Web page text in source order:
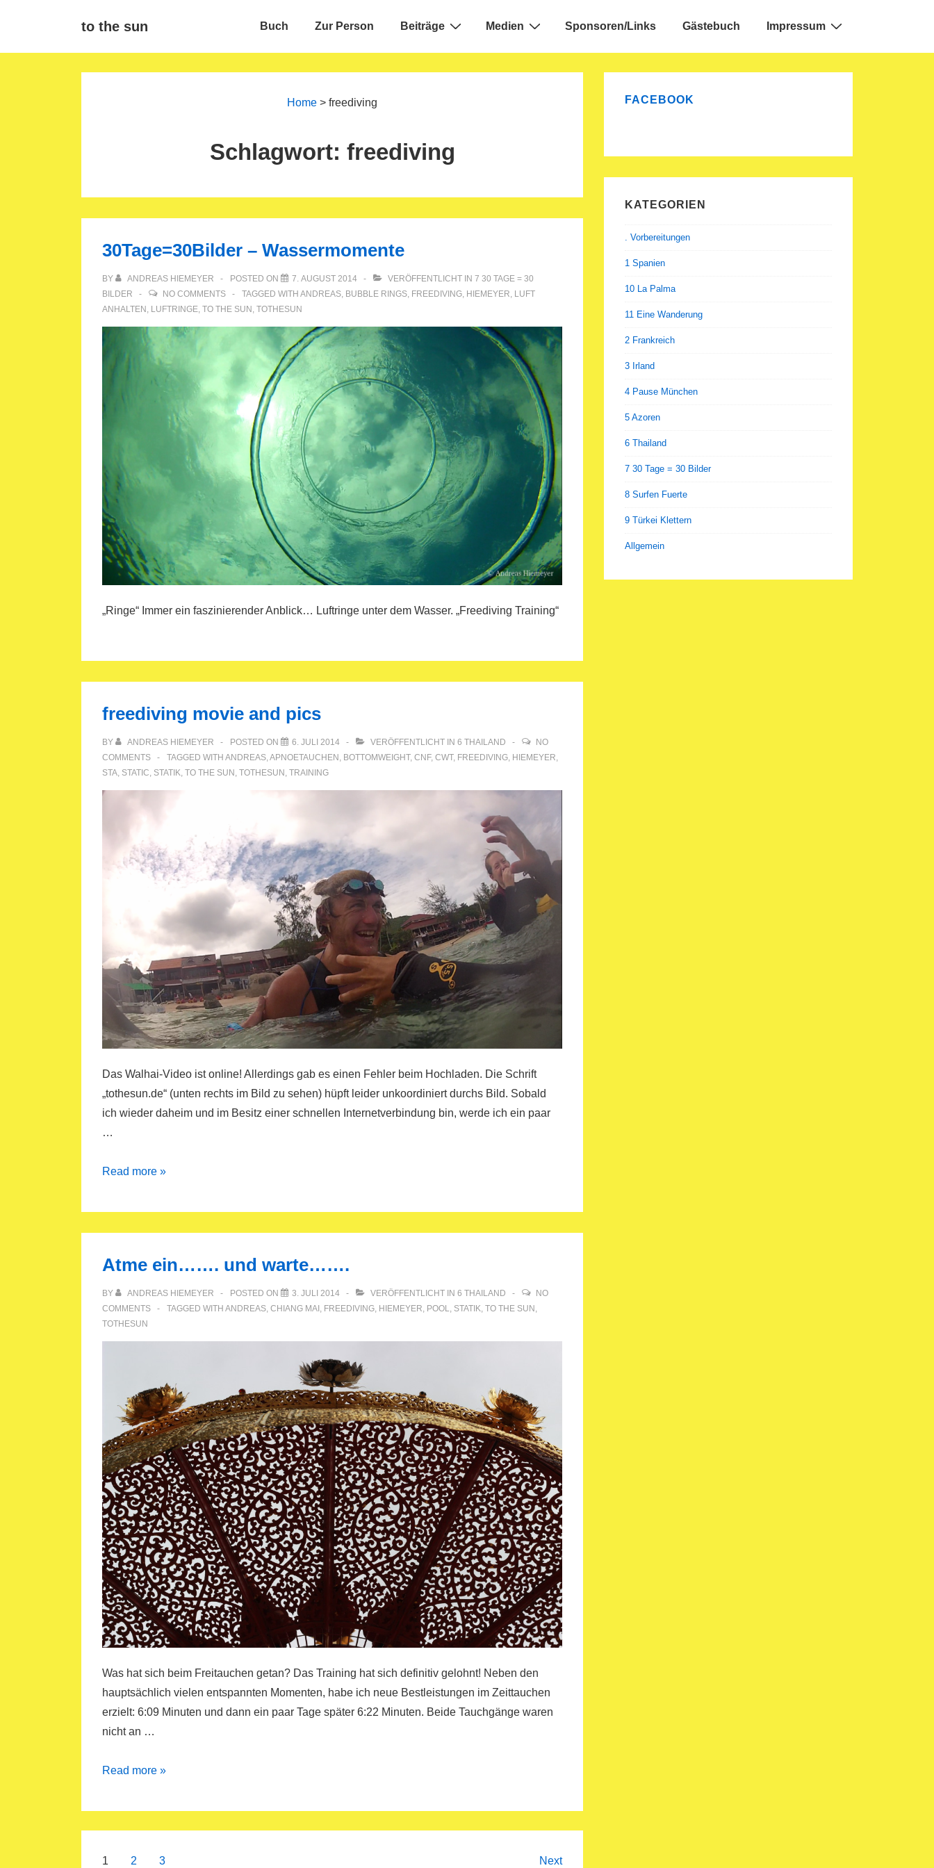
to the sun
Main
Buch Zur Person Beiträge Medien Sponsoren/Links Gästebuch Impressum
Home >freediving
Schlagwort: freediving
30Tage=30Bilder – Wassermomente
BY ANDREAS HIEMEYER POSTED ON 7. AUGUST 2014 VERÖFFENTLICHT IN 7 30 TAGE = 30
BILDER
NO COMMENTS TAGGED WITH ANDREAS, BUBBLE RINGS, FREEDIVING, HIEMEYER, LUFT
ANHALTEN , LUFTRINGE, TO THE SUN , TOTHESUN
„Ringe“ Immer ein faszinierender Anblick… Luftringe unter dem Wasser. „Freediving Training“
freediving movie and pics
BY ANDREAS HIEMEYER POSTED ON 6. JULI 2014 VERÖFFENTLICHT IN 6 THAILAND
NO
COMMENTS
TAGGED WITH ANDREAS,APNOETAUCHEN , BOTTOMWEIGHT, CNF, CWT, FREEDIVING, HIEMEYER,
STA, STATIC, STATIK, TO THE SUN , TOTHESUN , TRAINING
Das Walhai-Video ist online! Allerdings gab es einen Fehler beim Hochladen. Die Schrift
„tothesun.de“ (unten rechts im Bild zu sehen) hüpft leider unkoordiniert durchs Bild. Sobald
ich wieder daheim und im Besitz einer schnellen Internetverbindung bin, werde ich ein paar
…
freediving
and
Read more »
Atme ein……. und warte…….
BY ANDREAS HIEMEYER POSTED ON 3. JULI 2014 VERÖFFENTLICHT IN 6 THAILAND
NO
COMMENTS
TAGGED WITH ANDREAS, CHIANG MAI , FREEDIVING, HIEMEYER, POOL, STATIK, TO THE SUN ,
TOTHESUN
Was hat sich beim Freitauchen getan? Das Training hat sich definitiv gelohnt! Neben den
hauptsächlich vielen entspannten Momenten, habe ich neue Bestleistungen im Zeittauchen
erzielt: 6:09 Minuten und dann ein paar Tage später 6:22 Minuten. Beide Tauchgänge waren
nicht an …
Atme
und
warte…….
Read more »
Beitragsnavigation
1 2 3 Next
FACEBOOK
KATEGORIEN
. Vorbereitungen
1 Spanien
10 La Palma
11 Eine Wanderung
2 Frankreich
3 Irland
4 Pause München
5 Azoren
6 Thailand
7 30 Tage = 30 Bilder
8 Surfen Fuerte
9 Türkei Klettern
Allgemein